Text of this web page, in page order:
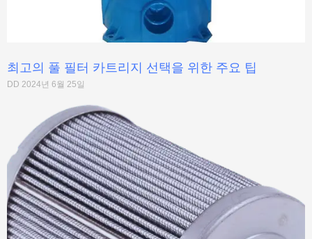
최고의 풀 필터 카트리지 선택을 위한 주요 팁
DD 2024년 6월 25일